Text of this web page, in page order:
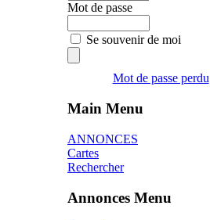
Mot de passe
Se souvenir de moi
Mot de passe perdu
Main Menu
ANNONCES
Cartes
Rechercher
Annonces Menu